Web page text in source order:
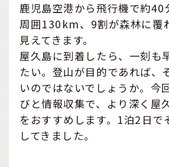
鹿児島空港から飛行機で約40
周囲130km、9割が森林に覆
見えてきます。
屋久島に到着したら、一刻も
たい。登山が目的であれば、
いのではないでしょうか。今
びと情報収集で、より深く屋
をおすすめします。1泊2日で
してきました。